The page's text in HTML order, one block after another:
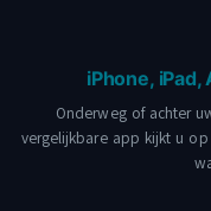
iPhone,
Onderweg of achter
vergelijkbare app kijkt u